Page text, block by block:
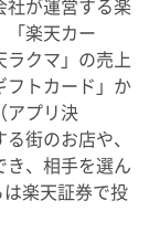
「楽天カー
ラクマ」の売上
フトカード」か
アプリ決
街のお店や、
、相手を選ん
楽天証券で投